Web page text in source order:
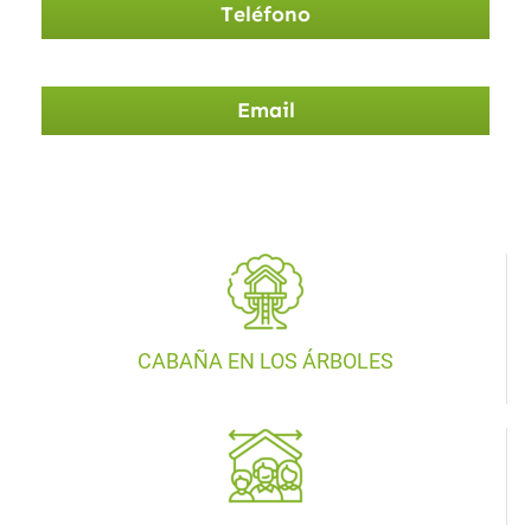
Teléfono
Email
CABAÑA EN LOS ÁRBOLES